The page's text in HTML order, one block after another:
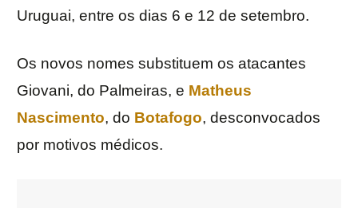
Uruguai, entre os dias 6 e 12 de setembro.
Os novos nomes substituem os atacantes
Giovani, do Palmeiras, e Matheus
Nascimento, do Botafogo, desconvocados
por motivos médicos.